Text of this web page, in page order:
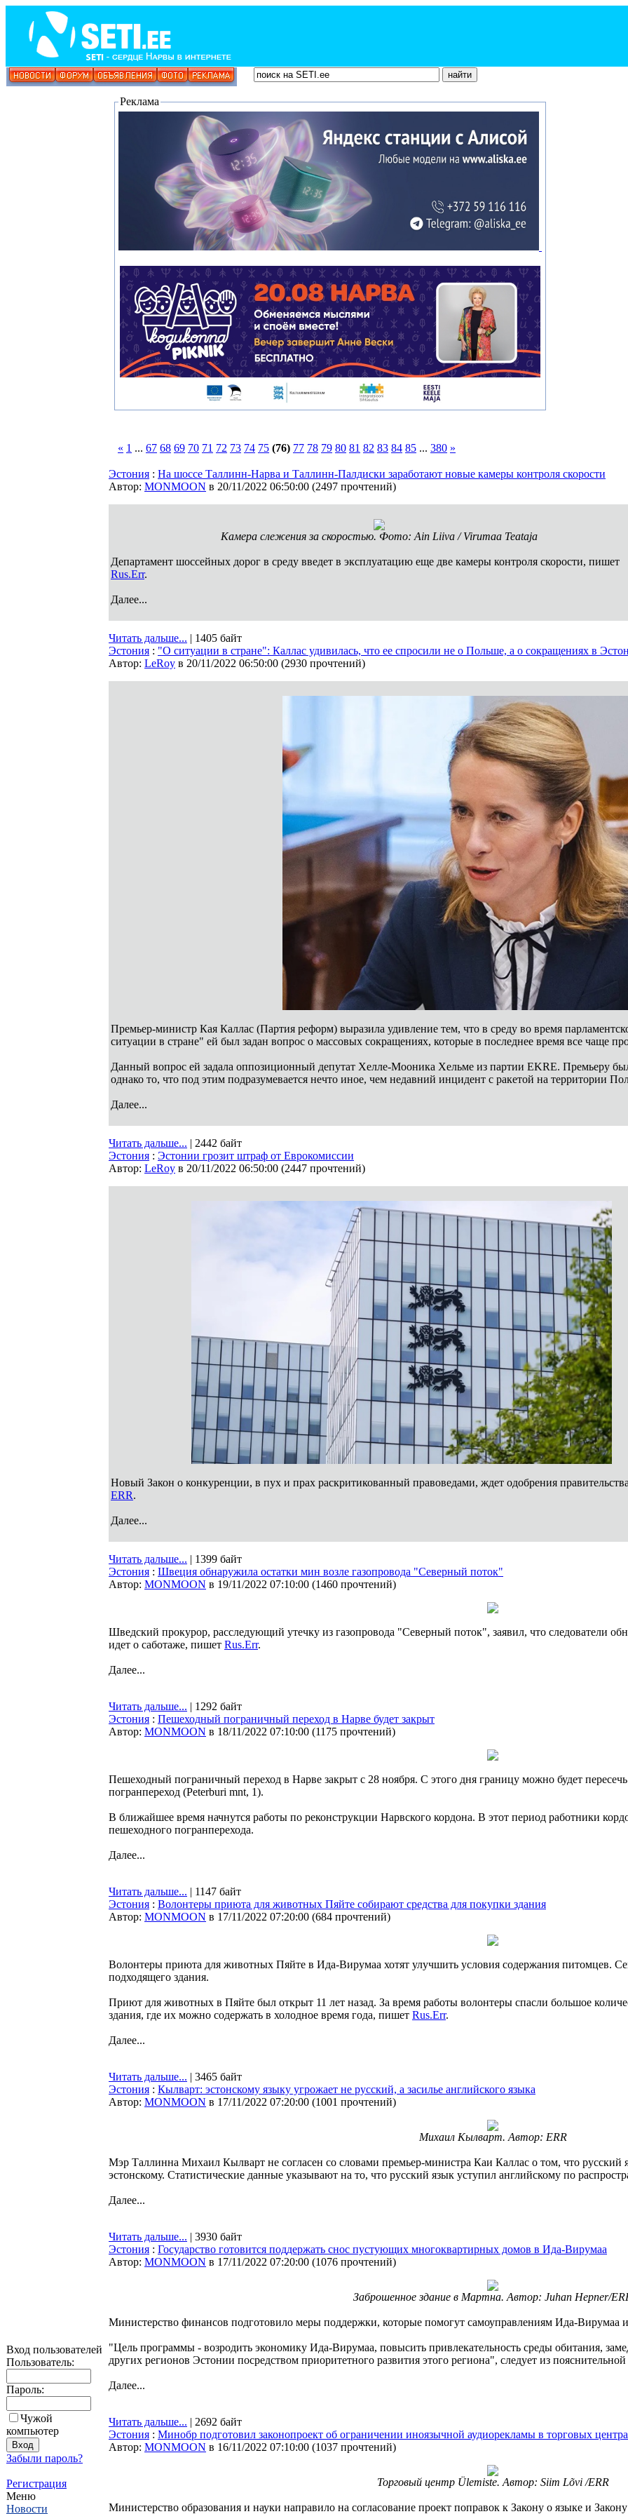
Вход пользователей
Пользователь:
Пароль:
Чужой
компьютер
Забыли пароль?
Регистрация
Меню
Новости
Реклама
« 1 ... 67 68 69 70 71 72 73 74 75 (76) 77 78 79 80 81 82 83 84 85 ... 380 »
Эстония : На шоссе Таллинн-Нарва и Таллинн-Палдиски заработают новые камеры контроля скорости
Автор: MONMOON в 20/11/2022 06:50:00 (2497 прочтений)
Камера слежения за скоростью. Фото: Ain Liiva / Virumaa Teataja
Департамент шоссейных дорог в среду введет в эксплуатацию еще две камеры контроля скорости, пишет
Rus.Err.
Далее...
Читать дальше... | 1405 байт
Эстония : "О ситуации в стране": Каллас удивилась, что ее спросили не о Польше, а о сокращениях в
Автор: LeRoy в 20/11/2022 06:50:00 (2930 прочтений)
Премьер-министр Кая Каллас (Партия реформ) выразила удивление тем, что в среду во время
ситуации в стране" ей был задан вопрос о массовых сокращениях, которые в последнее время все чаще
Данный вопрос ей задала оппозиционный депутат Хелле-Мооника Хельме из партии EKRE. Премьеру
однако то, что под этим подразумевается нечто иное, чем недавний инцидент с ракетой на территории
Далее...
Читать дальше... | 2442 байт
Эстония : Эстонии грозит штраф от Еврокомиссии
Автор: LeRoy в 20/11/2022 06:50:00 (2447 прочтений)
Новый Закон о конкуренции, в пух и прах раскритикованный правоведами, ждет одобрения
ERR.
Далее...
Читать дальше... | 1399 байт
Эстония : Швеция обнаружила остатки мин возле газопровода "Северный поток"
Автор: MONMOON в 19/11/2022 07:10:00 (1460 прочтений)
Шведский прокурор, расследующий утечку из газопровода "Северный поток", заявил, что следователи
идет о саботаже, пишет Rus.Err.
Далее...
Читать дальше... | 1292 байт
Эстония : Пешеходный пограничный переход в Нарве будет закрыт
Автор: MONMOON в 18/11/2022 07:10:00 (1175 прочтений)
Пешеходный пограничный переход в Нарве закрыт с 28 ноября. C этого дня границу можно будет
погранпереход (Peterburi mnt, 1).
В ближайшее время начнутся работы по реконструкции Нарвского кордона. В этот период работники
пешеходного погранперехода.
Далее...
Читать дальше... | 1147 байт
Эстония : Волонтеры приюта для животных Пяйте собирают средства для покупки здания
Автор: MONMOON в 17/11/2022 07:20:00 (684 прочтений)
Волонтеры приюта для животных Пяйте в Ида-Вирумаа хотят улучшить условия содержания питомцев.
подходящего здания.
Приют для животных в Пяйте был открыт 11 лет назад. За время работы волонтеры спасли большое
здания, где их можно содержать в холодное время года, пишет Rus.Err.
Далее...
Читать дальше... | 3465 байт
Эстония : Кылварт: эстонскому языку угрожает не русский, а засилье английского языка
Автор: MONMOON в 17/11/2022 07:20:00 (1001 прочтений)
Михаил Кылварт. Автор: ERR
Мэр Таллинна Михаил Кылварт не согласен со словами премьер-министра Каи Каллас о том, что русский
эстонскому. Статистические данные указывают на то, что русский язык уступил английскому по
Далее...
Читать дальше... | 3930 байт
Эстония : Государство готовится поддержать снос пустующих многоквартирных домов в Ида-Вирумаа
Автор: MONMOON в 17/11/2022 07:20:00 (1076 прочтений)
Заброшенное здание в Мартна. Автор: Juhan Hepner/
Министерство финансов подготовило меры поддержки, которые помогут самоуправлениям Ида-Вирумаа
"Цель программы - возродить экономику Ида-Вирумаа, повысить привлекательность среды обитания,
других регионов Эстонии посредством приоритетного развития этого региона", следует из
Далее...
Читать дальше... | 2692 байт
Эстония : Минобр подготовил законопроект об ограничении иноязычной аудиорекламы в торговых
Автор: MONMOON в 16/11/2022 07:10:00 (1037 прочтений)
Торговый центр Ülemiste. Автор: Siim Lõvi /ERR
Министерство образования и науки направило на согласование проект поправок к Закону о языке и